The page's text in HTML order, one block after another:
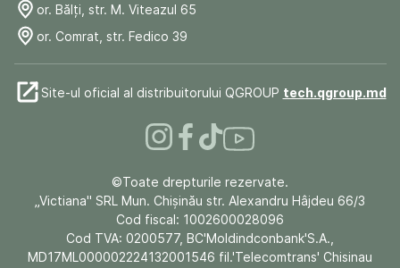
or. Bălți, str. M. Viteazul 65
or. Comrat, str. Fedico 39
Site-ul oficial al distribuitorului QGROUP tech.qgroup.md
©Toate drepturile rezervate.
„Victiana" SRL Mun. Chişinău str. Alexandru Hâjdeu 66/3
Cod fiscal: 1002600028096
Cod TVA: 0200577, BC'Moldindconbank'S.A.,
MD17ML000002224132001546 fil.'Telecomtrans' Chisinau